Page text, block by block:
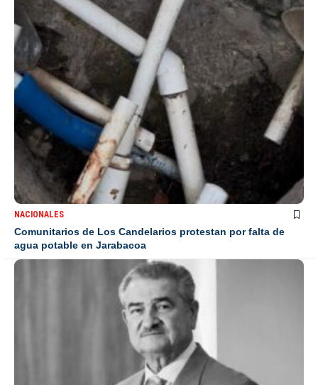
NACIONALES
Comunitarios de Los Candelarios protestan por falta de
agua potable en Jarabacoa